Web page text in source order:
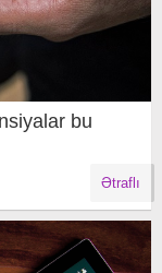
bu
Ətraflı